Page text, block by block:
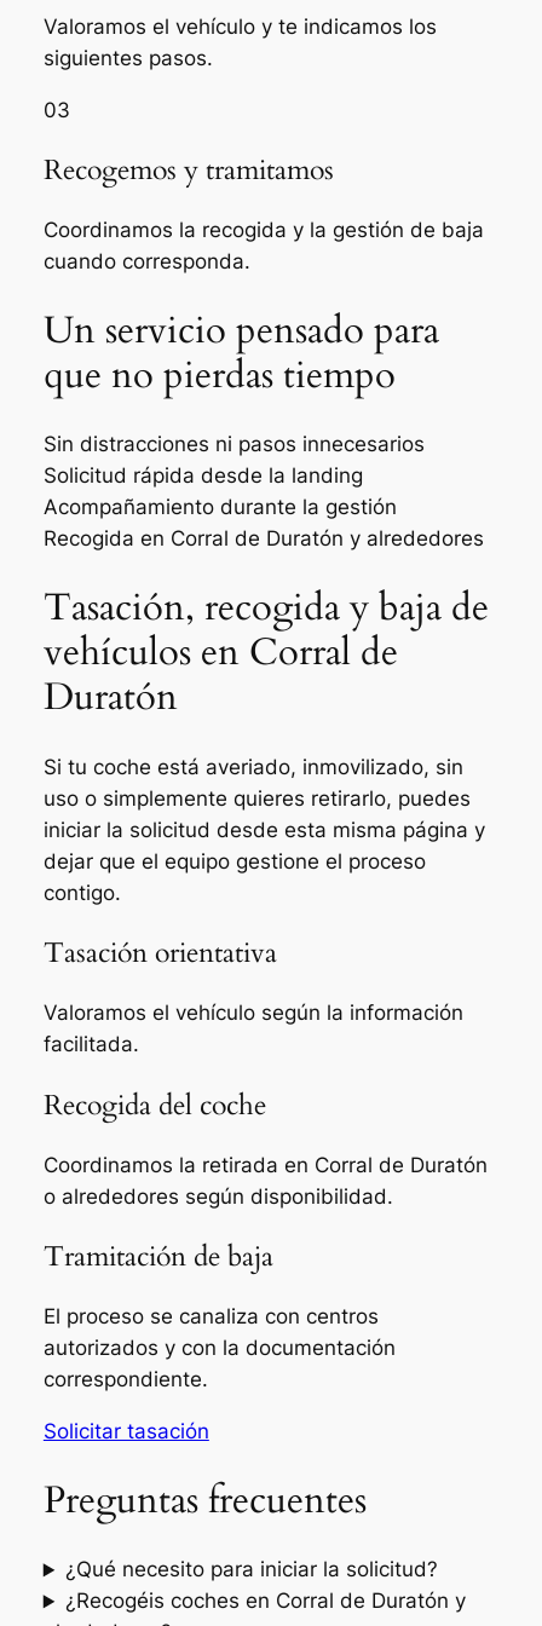
Valoramos el vehículo y te indicamos los
siguientes pasos.
03
Recogemos y tramitamos
Coordinamos la recogida y la gestión de baja
cuando corresponda.
Un servicio pensado para
que no pierdas tiempo
Sin distracciones ni pasos innecesarios
Solicitud rápida desde la landing
Acompañamiento durante la gestión
Recogida en Corral de Duratón y alrededores
Tasación, recogida y baja de
vehículos en Corral de
Duratón
Si tu coche está averiado, inmovilizado, sin
uso o simplemente quieres retirarlo, puedes
iniciar la solicitud desde esta misma página y
dejar que el equipo gestione el proceso
contigo.
Tasación orientativa
Valoramos el vehículo según la información
facilitada.
Recogida del coche
Coordinamos la retirada en Corral de Duratón
o alrededores según disponibilidad.
Tramitación de baja
El proceso se canaliza con centros
autorizados y con la documentación
correspondiente.
Solicitar tasación
Preguntas frecuentes
¿Qué necesito para iniciar la solicitud?
¿Recogéis coches en Corral de Duratón y